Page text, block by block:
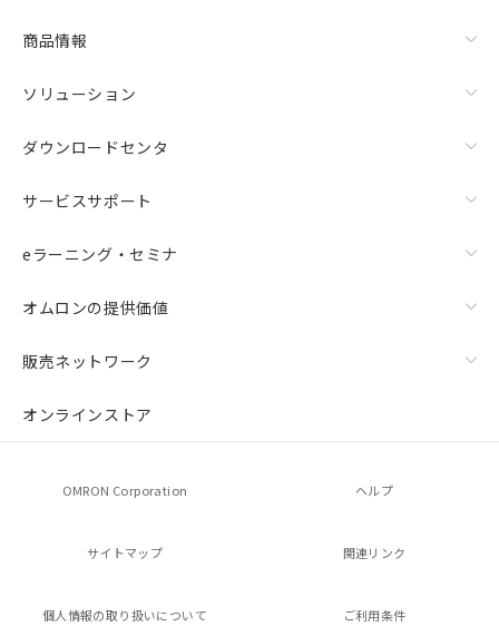
商品情報
ソリューション
ダウンロードセンタ
サービスサポート
eラーニング・セミナ
オムロンの提供価値
販売ネットワーク
オンラインストア
OMRON Corporation ヘルプ
サイトマップ 関連リンク
個人情報の取り扱いについて ご利用条件
お客様が当ウェブサイト上で当社にご
および当社の共同利用者が、当社の製
引・商談に必要な範囲で利用すること
※当社の共同利用者とは、
の共同利用に関して"
指します。